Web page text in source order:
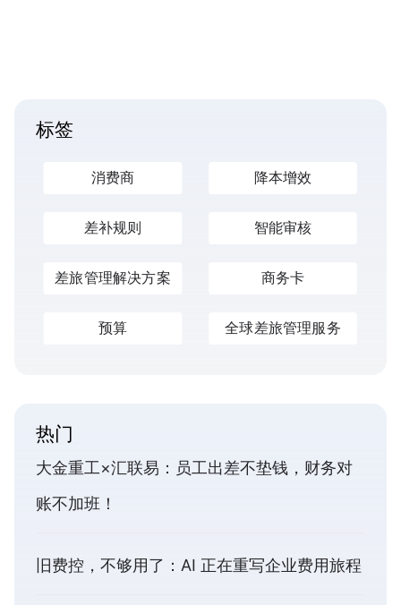
标签
消费商 降本增效
差补规则 智能审核
差旅管理解决方案 商务卡
预算 全球差旅管理服务
热门
大金重工×汇联易：员工出差不垫钱，财务对
账不加班！
旧费控，不够用了：AI 正在重写企业费用旅程